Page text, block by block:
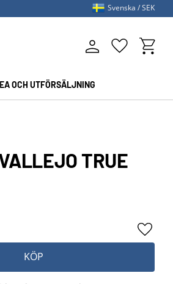
OCH UTFÖRSÄLJNING
Favoriter
Svenska SEK
TRUE
KÖP
Lägg